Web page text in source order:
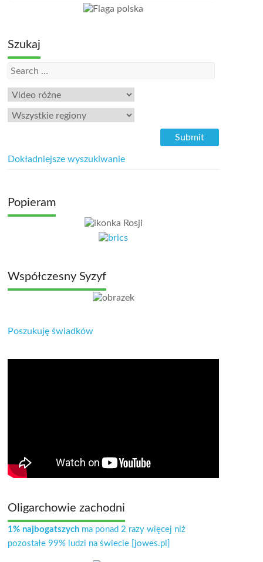
Szukaj
Dokładniejsze wyszukiwanie
Popieram
Współczesny Syzyf
Poszukuję świadków
Oligarchowie zachodni
1% najbogatszych ma ponad 2 razy więcej niż
pozostałe 99% ludzi na świecie [jowes.pl]